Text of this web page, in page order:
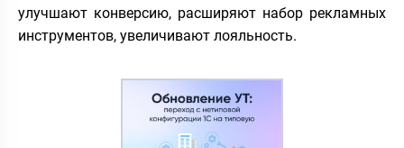
улучшают конверсию, расширяют набор рекламных
инструментов, увеличивают лояльность.